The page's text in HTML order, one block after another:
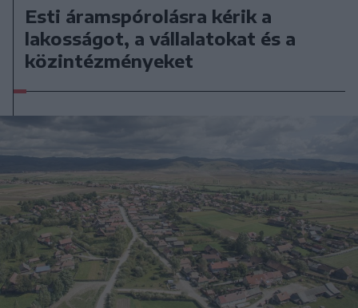
Esti áramspórolásra kérik a
lakosságot, a vállalatokat és a
közintézményeket